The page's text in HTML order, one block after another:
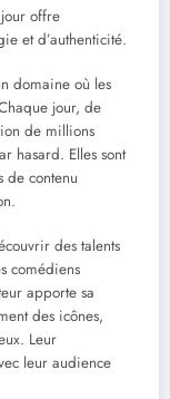
offre
et d’authenticité.
domaine où les
jour, de
de millions
hasard. Elles sont
de contenu
des talents
comédiens
apporte sa
des icônes,
Leur
leur audience